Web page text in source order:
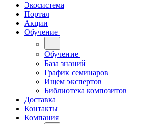
Экосистема
Портал
Акции
Обучение
Обучение
База знаний
График семинаров
Ищем экспертов
Библиотека композитов
Доставка
Контакты
Компания